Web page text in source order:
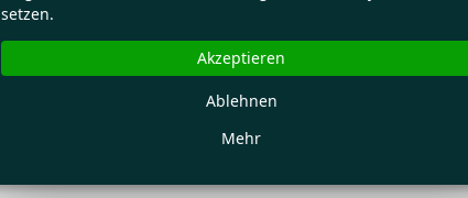
setzen.
Mehr
Ablehnen
Akzeptieren